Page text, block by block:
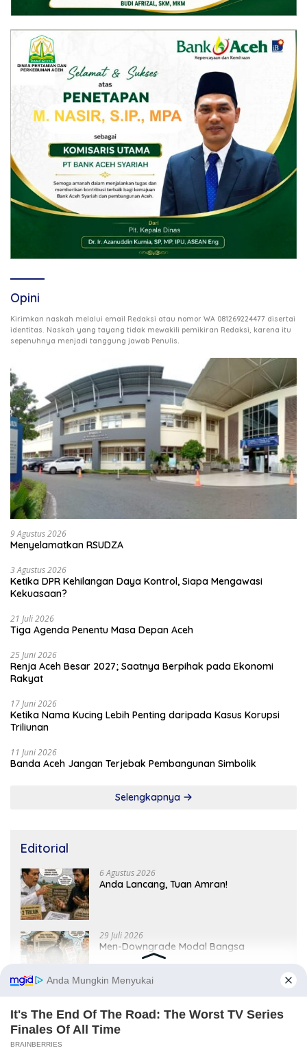
Opini
Kirimkan naskah melalui email Redaksi atau nomor WA 081269224477 disertai
identitas. Naskah yang tayang tidak mewakili pemikiran Redaksi, karena itu
sepenuhnya menjadi tanggung jawab Penulis.
9 Agustus 2026
Menyelamatkan RSUDZA
3 Agustus 2026
Ketika DPR Kehilangan Daya Kontrol, Siapa Mengawasi
Kekuasaan?
21 Juli 2026
Tiga Agenda Penentu Masa Depan Aceh
25 Juni 2026
Renja Aceh Besar 2027; Saatnya Berpihak pada Ekonomi
Rakyat
17 Juni 2026
Ketika Nama Kucing Lebih Penting daripada Kasus Korupsi
Triliunan
11 Juni 2026
Banda Aceh Jangan Terjebak Pembangunan Simbolik
Selengkapnya
Editorial
6 Agustus 2026
Anda Lancang, Tuan Amran!
29 Juli 2026
Men-Downgrade Modal Bangsa
Janji Kampanye bukan Kitab Suci yang
tidak Boleh Diganggu Gugat